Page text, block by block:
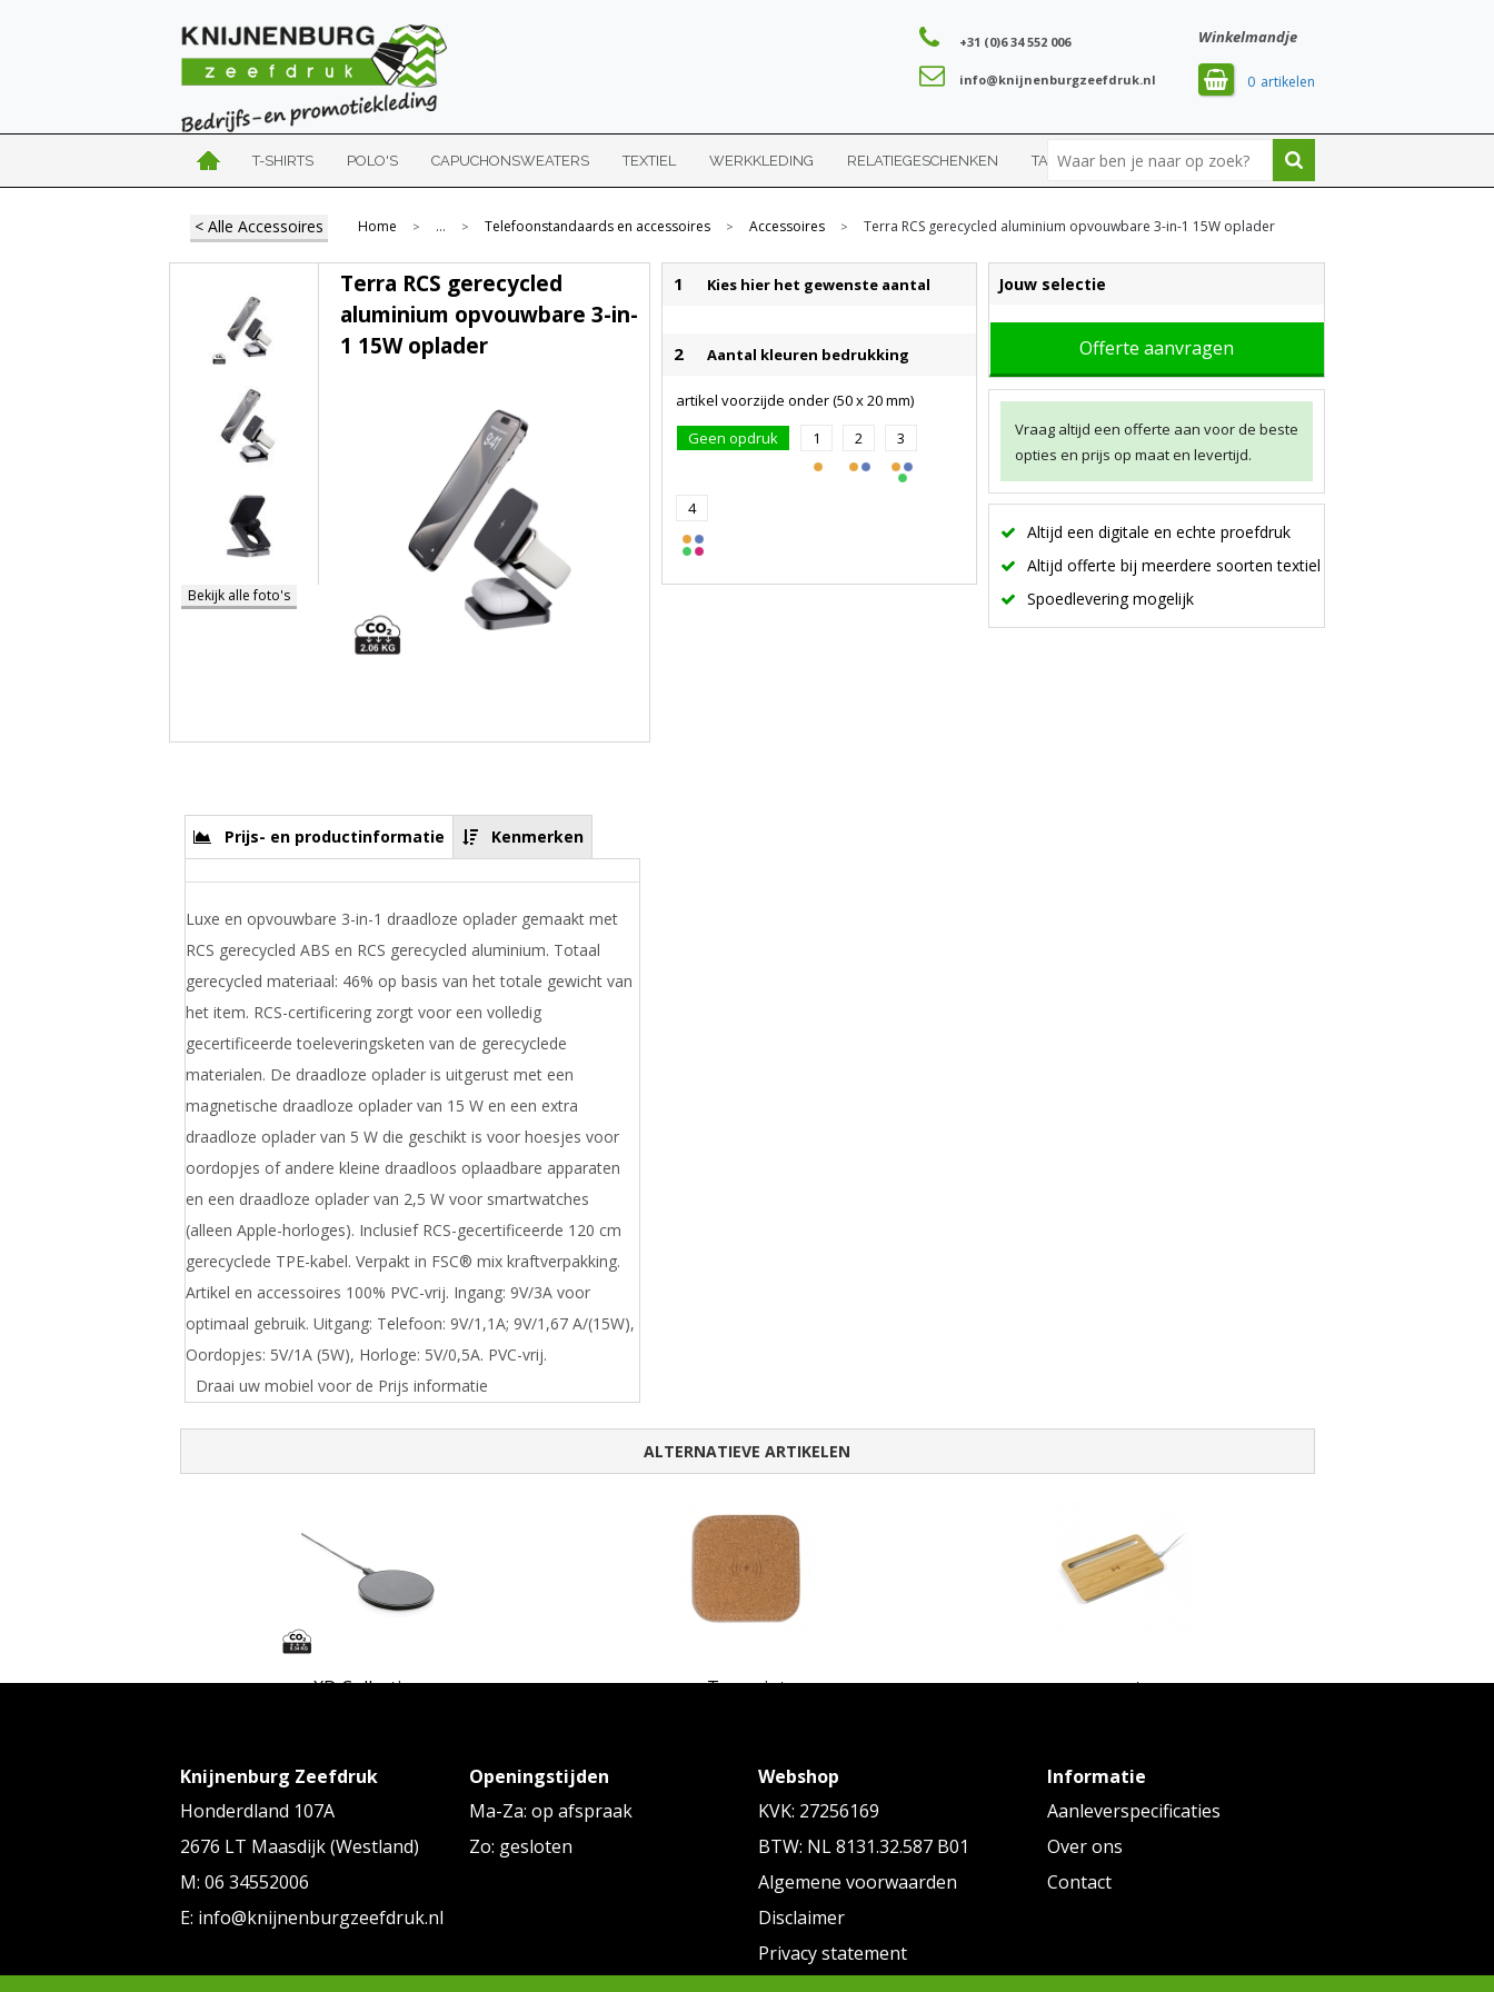
Winkelmandje
0
+31 (0)6 34 552 006
info@knijnenburgzeefdruk.nl
T-SHIRTS POLO'S CAPUCHONSWEATERS TEXTIEL WERKKLEDING RELATIEGESCHENKEN TASSEN SPORT
< Alle Accessoires Home > ... > Telefoonstandaards en accessoires > Accessoires > Terra RCS gerecycled aluminium opvouwbare 3-in-1 15W oplader
1 Kies hier het gewenste aantal
2 Aantal kleuren bedrukking
artikel voorzijde onder (50 x 20 mm)
Geen opdruk
1 2 3
4
Jouw selectie
Offerte aanvragen
Vraag altijd een offerte aan voor de beste
opties en prijs op maat en levertijd.
Altijd een digitale en echte proefdruk
Altijd offerte bij meerdere soorten textiel
Spoedlevering mogelijk
Bekijk alle foto's
Terra RCS gerecycled
aluminium opvouwbare 3-in-
1 15W oplader
Prijs- en productinformatie Kenmerken
Luxe en opvouwbare 3-in-1 draadloze oplader gemaakt met
RCS gerecycled ABS en RCS gerecycled aluminium. Totaal
gerecycled materiaal: 46% op basis van het totale gewicht van
het item. RCS-certificering zorgt voor een volledig
gecertificeerde toeleveringsketen van de gerecyclede
materialen. De draadloze oplader is uitgerust met een
magnetische draadloze oplader van 15 W en een extra
draadloze oplader van 5 W die geschikt is voor hoesjes voor
oordopjes of andere kleine draadloos oplaadbare apparaten
en een draadloze oplader van 2,5 W voor smartwatches
(alleen Apple-horloges). Inclusief RCS-gecertificeerde 120 cm
gerecyclede TPE-kabel. Verpakt in FSC® mix kraftverpakking.
Artikel en accessoires 100% PVC-vrij. Ingang: 9V/3A voor
optimaal gebruik. Uitgang: Telefoon: 9V/1,1A; 9V/1,67 A/(15W),
Oordopjes: 5V/1A (5W), Horloge: 5V/0,5A. PVC-vrij.
Draai uw mobiel voor de Prijs informatie
ALTERNATIEVE ARTIKELEN
XD Collection
Vanaf€ 10,25tot € 11,58 p/st
Toppoint
tot € 6,66 p/st
empty
Vanaf€ 10,86tot € 12,99 p/st
Knijnenburg Zeefdruk
Honderdland 107A
2676 LT Maasdijk (Westland)
M: 06 34552006
E: info@knijnenburgzeefdruk.nl
Openingstijden
Ma-Za: op afspraak
Zo: gesloten
Webshop
KVK: 27256169
BTW: NL 8131.32.587 B01
Algemene voorwaarden
Disclaimer
Privacy statement
Informatie
Aanleverspecificaties
Over ons
Contact